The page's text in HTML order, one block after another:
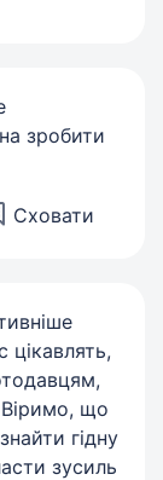
зробити
Сховати
цікавлять,
що
гідну
зусиль